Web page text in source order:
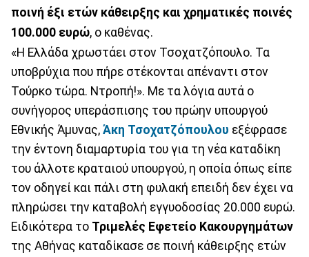
ποινή έξι ετών κάθειρξης και χρηματικές ποινές
100.000 ευρώ, ο καθένας.
«Η Ελλάδα χρωστάει στον Τσοχατζόπουλο. Τα
υποβρύχια που πήρε στέκονται απέναντι στον
Τούρκο τώρα. Ντροπή!». Με τα λόγια αυτά ο
συνήγορος υπεράσπισης του πρώην υπουργού
Εθνικής Άμυνας, Άκη Τσοχατζόπουλου εξέφρασε
την έντονη διαμαρτυρία του για τη νέα καταδίκη
του άλλοτε κραταιού υπουργού, η οποία όπως είπε
τον οδηγεί και πάλι στη φυλακή επειδή δεν έχει να
πληρώσει την καταβολή εγγυοδοσίας 20.000 ευρώ.
Ειδικότερα το Τριμελές Εφετείο Κακουργημάτων
της Αθήνας καταδίκασε σε ποινή κάθειρξης ετών